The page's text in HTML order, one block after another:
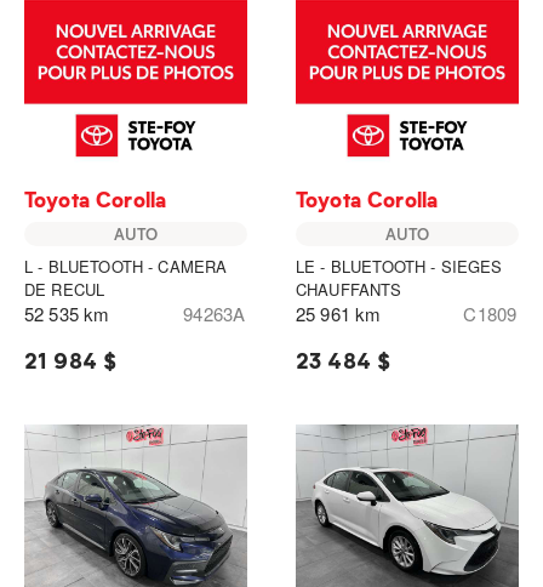
Toyota Corolla
AUTO
L - BLUETOOTH - CAMERA
DE RECUL
52 535 km 94263A
21 984 $
Toyota Corolla
AUTO
LE - BLUETOOTH - SIEGES
CHAUFFANTS
25 961 km C1809
23 484 $